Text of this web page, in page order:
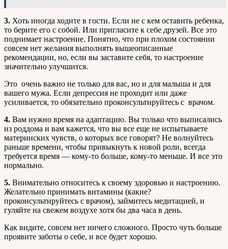
3. Хоть иногда ходите в гости. Если не с кем оставить ребенка,
то берите его с собой. Или пригласите к себе друзей. Все это
поднимает настроение. Понятно, что при плохом состоянии
совсем нет желания выполнять вышеописанные
рекомендации, но, если вы заставите себя, то настроение
значительно улучшится.
Это очень важно не только для вас, но и для малыша и для
вашего мужа. Если депрессия не проходит или даже
усиливается, то обязательно проконсультируйтесь с врачом.
4. Вам нужно время на адаптацию. Вы только что выписались
из роддома и вам кажется, что вы все еще не испытываете
материнских чувств, о которых все говорят? Не волнуйтесь
раньше времени, чтобы привыкнуть к новой роли, всегда
требуется время — кому-то больше, кому-то меньше. И все это
нормально.
5. Внимательно относитесь к своему здоровью и настроению.
Желательно принимать витамины (какие?
проконсультируйтесь с врачом), займитесь медитацией, и
гуляйте на свежем воздухе хотя бы два часа в день.
Как видите, совсем нет ничего сложного. Просто чуть больше
проявите заботы о себе, и все будет хорошо.